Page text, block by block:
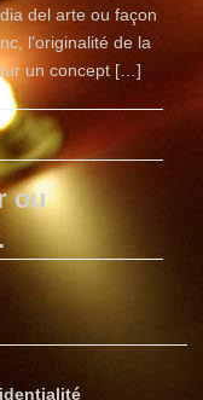
del arte ou façon
l’originalité de la
un concept […]
ou